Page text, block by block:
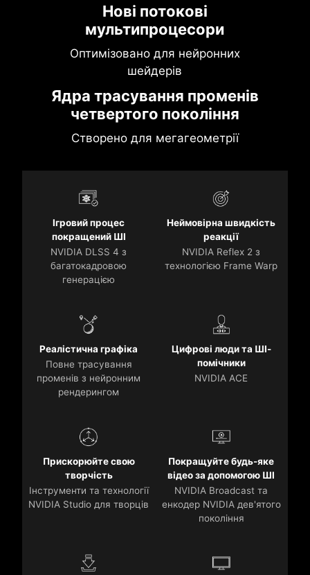
Нові потокові
мультипроцесори
Оптимізовано для нейронних
шейдерів
Ядра трасування променів
четвертого покоління
Створено для мегагеометрії
Ігровий процес
покращений ШІ
NVIDIA DLSS 4 з
багатокадровою
генерацією
Неймовірна швидкість
реакції
NVIDIA Reflex 2 з
технологією Frame Warp
Реалістична графіка
Повне трасування
променів з нейронним
рендерингом
Цифрові люди та ШІ-
помічники
NVIDIA ACE
Прискорюйте свою
творчість
Інструменти та технології
NVIDIA Studio для творців
Покращуйте будь-яке
відео за допомогою ШІ
NVIDIA Broadcast та
енкодер NVIDIA дев'ятого
покоління